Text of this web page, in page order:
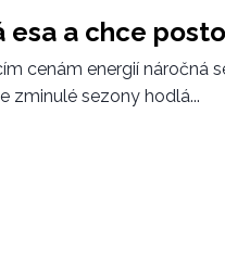
esa a chce
cenám energií náročná
zminulé sezony hodlá...